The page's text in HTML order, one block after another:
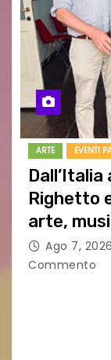
ARTE EVENTI
Righetto
arte,
nuovo
Ago 7, 2026
Commento